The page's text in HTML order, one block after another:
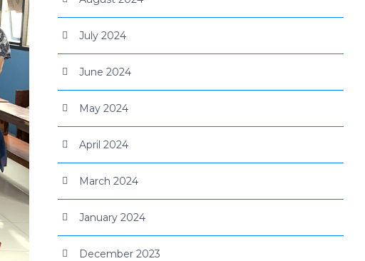
July 2024
June 2024
May 2024
April 2024
March 2024
January 2024
December 2023